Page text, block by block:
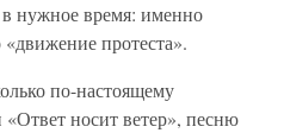
нужное время: именно
протеста».
по-настоящему
носит ветер», песню